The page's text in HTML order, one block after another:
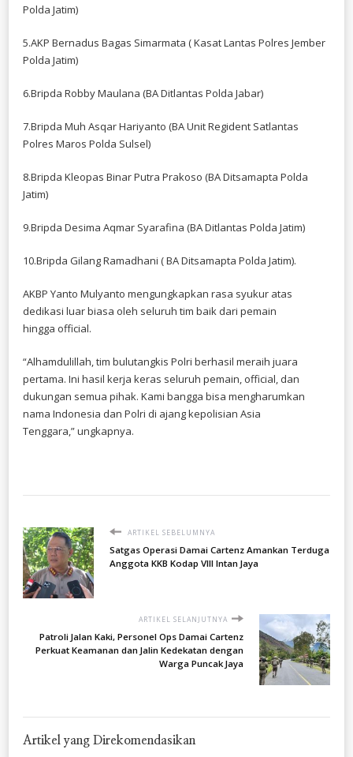
Polda Jatim)
5.AKP Bernadus Bagas Simarmata ( Kasat Lantas Polres Jember
Polda Jatim)
6.Bripda Robby Maulana (BA Ditlantas Polda Jabar)
7.Bripda Muh Asqar Hariyanto (BA Unit Regident Satlantas
Polres Maros Polda Sulsel)
8.Bripda Kleopas Binar Putra Prakoso (BA Ditsamapta Polda
Jatim)
9.Bripda Desima Aqmar Syarafina (BA Ditlantas Polda Jatim)
10.Bripda Gilang Ramadhani ( BA Ditsamapta Polda Jatim).
AKBP Yanto Mulyanto mengungkapkan rasa syukur atas
dedikasi luar biasa oleh seluruh tim baik dari pemain
hingga official.
“Alhamdulillah, tim bulutangkis Polri berhasil meraih juara
pertama. Ini hasil kerja keras seluruh pemain, official, dan
dukungan semua pihak. Kami bangga bisa mengharumkan
nama Indonesia dan Polri di ajang kepolisian Asia
Tenggara,” ungkapnya.
ARTIKEL SEBELUMNYA
Satgas Operasi Damai Cartenz Amankan Terduga
Anggota KKB Kodap VIII Intan Jaya
ARTIKEL SELANJUTNYA
Patroli Jalan Kaki, Personel Ops Damai Cartenz
Perkuat Keamanan dan Jalin Kedekatan dengan
Warga Puncak Jaya
Artikel yang Direkomendasikan